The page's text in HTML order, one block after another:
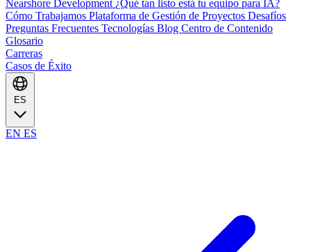
Nearshore Development ¿Qué tan listo está tu equipo para IA?
Cómo Trabajamos Plataforma de Gestión de Proyectos Desafíos
Preguntas Frecuentes Tecnologías Blog Centro de Contenido
Glosario
Carreras
Casos de Éxito
EN ES